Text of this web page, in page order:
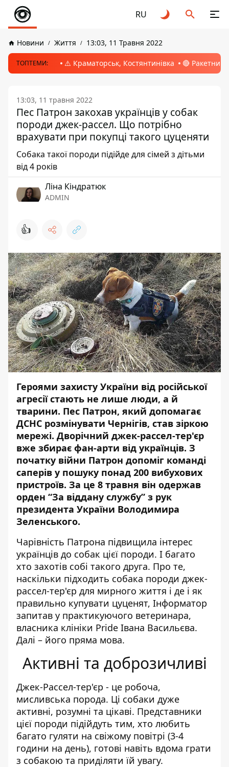
RU
Новини Життя 13:03, 11 Травня 2022
ТОПТЕМИ: ⚠️ Краматорськ, Костянтинівка 🔴 Ракетний
13:03, 11 травня 2022
Пес Патрон закохав українців у собак
породи джек-рассел. Що потрібно
врахувати при покупці такого цуценяти
Собака такої породи підійде для сімей з дітьми
від 4 років
Ліна Кіндратюк
ADMIN
👍
Героями захисту України від російської
агресії стають не лише люди, а й
тварини. Пес Патрон, який допомагає
ДСНС розмінувати Чернігів, став зіркою
мережі. Дворічний джек-рассел-тер'єр
вже збирає фан-арти від українців. З
початку війни Патрон допоміг команді
саперів у пошуку понад 200 вибухових
пристроїв. За це 8 травня він одержав
орден “За віддану службу” з рук
президента України Володимира
Зеленського.
Чарівність Патрона підвищила інтерес
українців до собак цієї породи. І багато
хто захотів собі такого друга. Про те,
наскільки підходить собака породи джек-
рассел-тер'єр для мирного життя і де і як
правильно купувати цуценят, Інформатор
запитав у практикуючого ветеринара,
власника клініки Pride Івана Васильєва.
Далі – його пряма мова.
Активні та доброзичливі
Джек-Рассел-тер'єр - це робоча,
мисливська порода. Ці собаки дуже
активні, розумні та цікаві. Представники
цієї породи підійдуть тим, хто любить
багато гуляти на свіжому повітрі (3-4
години на день), готові навіть вдома грати
з собакою та приділяти їй увагу.